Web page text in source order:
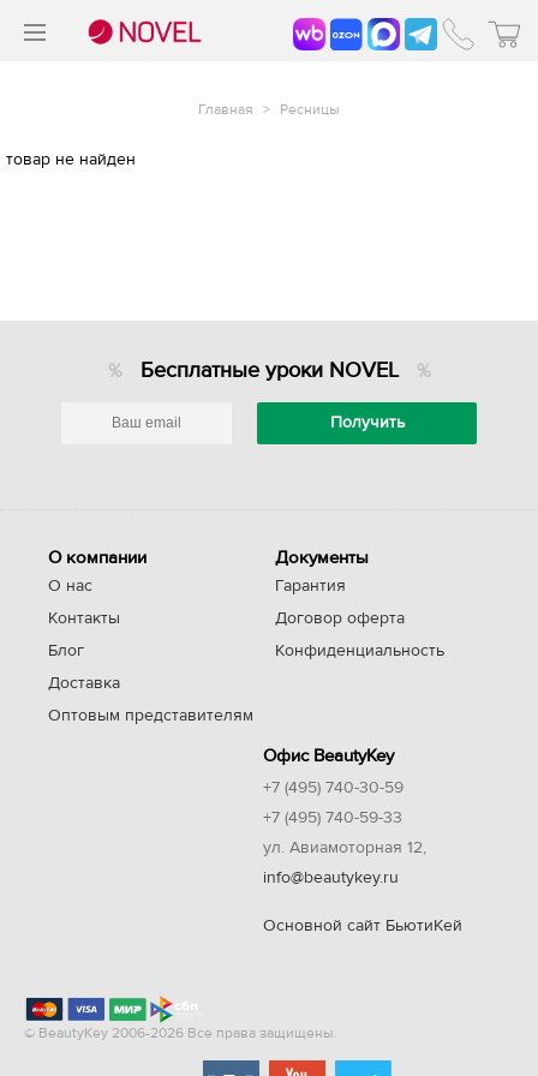
Главная > Ресницы
товар не найден
Бесплатные уроки NOVEL
О компании
О нас
Контакты
Блог
Доставка
Оптовым представителям
Документы
Гарантия
Договор оферта
Конфиденциальность
Офис BeautyKey
+7 (495) 740-30-59
+7 (495) 740-59-33
ул. Авиамоторная 12,
info@beautykey.ru
Основной сайт БьютиКей
© BeautyKey 2006-2026 Все права защищены.